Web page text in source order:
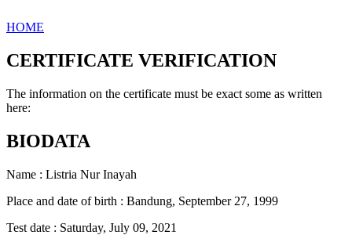
HOME
CERTIFICATE VERIFICATION
The information on the certificate must be exact some as written
here:
BIODATA
Name : Listria Nur Inayah
Place and date of birth : Bandung, September 27, 1999
Test date : Saturday, July 09, 2021